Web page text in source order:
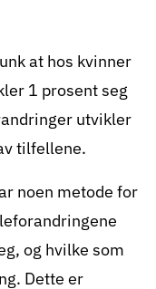
at hos kvinner
1 prosent seg
utvikler
tilfellene.
noen metode for
og hvilke som
Dette er